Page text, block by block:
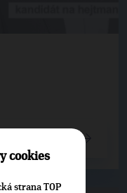
cookies
strana TOP